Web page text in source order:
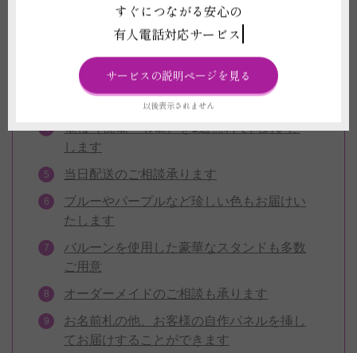
ホテルやイベントでのお渡しに合わせたご
立札（名札）を1枚無料対応
画像配信ができる商品がございます
電報（祝電・弔電）を1通無料で同封いた
します
当日配送のご相談承ります
ブルーやパープルなど珍しい色もお届けい
たします
バルーンを使用した豪華なスタンドも多数
ご用意
オーダーメイドのご相談も承ります
お名前札の他、お客様の自作パネルを挿し
てお届けすることができます
すぐにつながる安心の
有人電話対応サービス
サービスの説明ページを見る
以後表示されません